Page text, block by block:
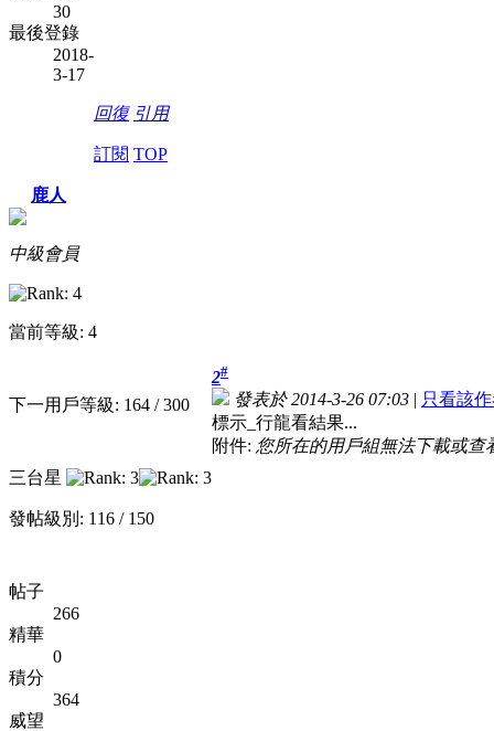
30
最後登錄
2018-
3-17
回復 引用
訂閱 TOP
鹿人
中級會員
當前等級: 4
下一用戶等級: 164 / 300
三台星
發帖級別: 116 / 150
帖子
266
精華
0
積分
364
威望
2#
發表於 2014-3-26 07:03 | 只看該
標示_行龍看結果...
附件: 您所在的用戶組無法下載或查